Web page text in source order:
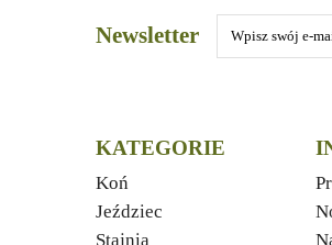
Newsletter
KATEGORIE
Koń
Jeździec
Stajnia